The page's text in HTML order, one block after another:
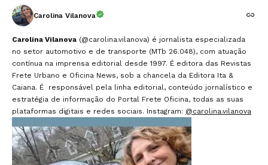
Carolina Vilanova
Carolina Vilanova (@carolina.vilanova) é jornalista especializada
no setor automotivo e de transporte (MTb 26.048), com atuação
contínua na imprensa editorial desde 1997. É editora das Revistas
Frete Urbano e Oficina News, sob a chancela da Editora Ita &
Caiana. É responsável pela linha editorial, conteúdo jornalístico e
estratégia de informação do Portal Frete Oficina, todas as suas
plataformas digitais e redes sociais. Instagram: @carolina.vilanova